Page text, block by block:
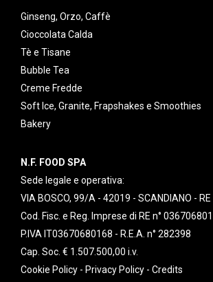
Ginseng, Orzo, Caffè
Cioccolata Calda
Tè e Tisane
Bubble Tea
Creme Fredde
Soft Ice, Granite, Frapshakes e Smoothies
Bakery
N.F. FOOD SPA
Sede legale e operativa:
VIA BOSCO, 99/A - 42019 - SCANDIANO - RE
Cod. Fisc. e Reg. Imprese di RE n°
P.IVA IT03670680168 - R.E.A. n° 282398
Cap. Soc. € 1.507.500,00 i.v.
Cookie Policy - Privacy Policy - Credits